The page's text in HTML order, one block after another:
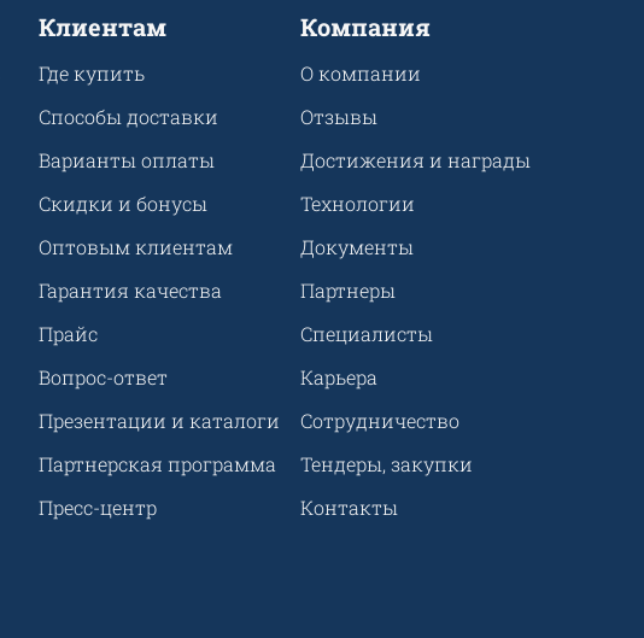
Клиентам
Где купить
Способы доставки
Варианты оплаты
Скидки и бонусы
Оптовым клиентам
Гарантия качества
Прайс
Вопрос-ответ
Презентации и каталоги
Партнерская программа
Пресс-центр
Компания
О компании
Отзывы
Достижения и награды
Технологии
Документы
Партнеры
Специалисты
Карьера
Сотрудничество
Тендеры, закупки
Контакты